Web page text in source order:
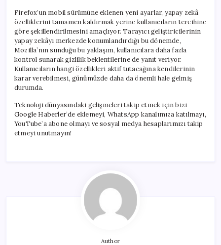
Firefox’un mobil sürümüne eklenen yeni ayarlar, yapay zekâ
özelliklerini tamamen kaldırmak yerine kullanıcıların tercihine
göre şekillendirilmesini amaçlıyor. Tarayıcı geliştiricilerinin
yapay zekâyı merkezde konumlandırdığı bu dönemde,
Mozilla’nın sunduğu bu yaklaşım, kullanıcılara daha fazla
kontrol sunarak gizlilik beklentilerine de yanıt veriyor.
Kullanıcıların hangi özellikleri aktif tutacağına kendilerinin
karar verebilmesi, günümüzde daha da önemli hale gelmiş
durumda.
Teknoloji dünyasındaki gelişmeleri takip etmek için bizi
Google Haberler’de eklemeyi, WhatsApp kanalımıza katılmayı,
YouTube’a abone olmayı ve sosyal medya hesaplarımızı takip
etmeyi unutmayın!
Author